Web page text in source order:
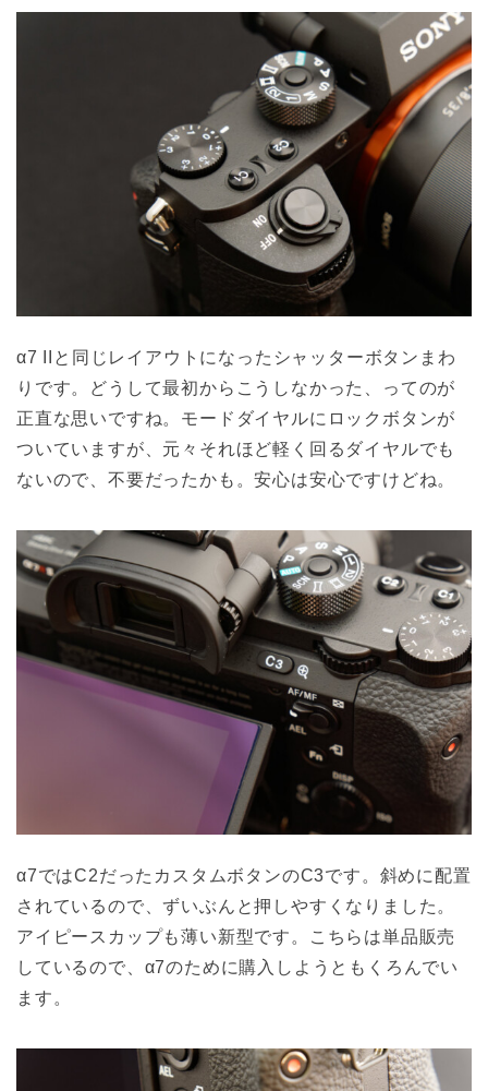
α7 IIと同じレイアウトになったシャッターボタンまわ
りです。どうして最初からこうしなかった、ってのが
正直な思いですね。モードダイヤルにロックボタンが
ついていますが、元々それほど軽く回るダイヤルでも
ないので、不要だったかも。安心は安心ですけどね。
α7ではC2だったカスタムボタンのC3です。斜めに配置
されているので、ずいぶんと押しやすくなりました。
アイピースカップも薄い新型です。こちらは単品販売
しているので、α7のために購入しようともくろんでい
ます。